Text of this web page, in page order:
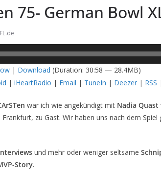
75- German Bowl
| Download (Duration: 30:58 — 28.4MB)
| iHeartRadio | Email | TuneIn | Deezer | RSS |
war ich wie angekündigt mit Nadia Quast
Frankfurt, zu Gast. Wir haben uns nach dem
und mehr oder weniger seltsame
Story.